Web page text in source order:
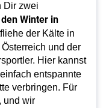
Dir zwei
Winter in
der Kälte in
und der
Hier kannst
entspannte
verbringen. Für
und wir